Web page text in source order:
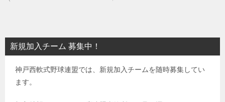
ビ
ゲ
新規加入チーム 募集中！
神戸西軟式野球連盟では、新規加入チームを随時募集してい
ます。